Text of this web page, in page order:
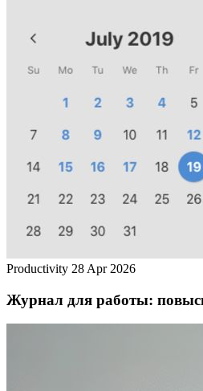
Productivity 28 Apr 2026
Журнал для работы: